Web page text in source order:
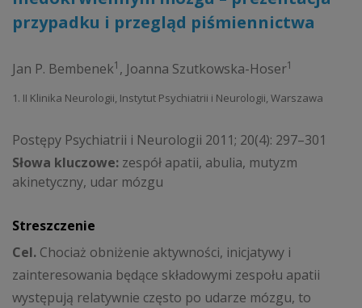
przypadku i przegląd piśmiennictwa
Jan P. Bembenek1 , Joanna Szutkowska-Hoser1
1. II Klinika Neurologii, Instytut Psychiatrii i Neurologii, Warszawa
Postępy Psychiatrii i Neurologii 2011; 20(4): 297–301
Słowa kluczowe: zespół apatii, abulia, mutyzm
akinetyczny, udar mózgu
Streszczenie
Cel. Chociaż obniżenie aktywności, inicjatywy i
zainteresowania będące składowymi zespołu apatii
występują relatywnie często po udarze mózgu, to